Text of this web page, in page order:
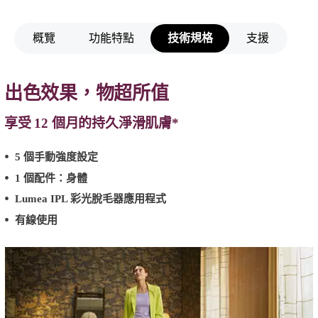
概覽 功能特點 技術規格 支援
出色效果，物超所值
享受 12 個月的持久淨滑肌膚*
5 個手動強度設定
1 個配件：身體
Lumea IPL 彩光脫毛器應用程式
有線使用